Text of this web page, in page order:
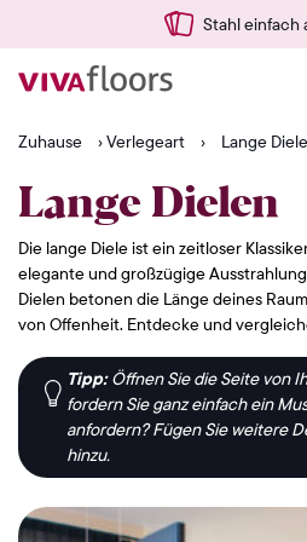
Schnelle
Zuhause ›Verlegeart › Lange
Lange Dielen
Die lange Diele ist ein zeitloser
elegante und großzügige
Dielen betonen die Länge deines
von Offenheit. Entdecke und
Tipp:Öffnen Sie die Seite von
fordern Sie ganz einfach ein
anfordern?Fügen Sie weitere
hinzu.